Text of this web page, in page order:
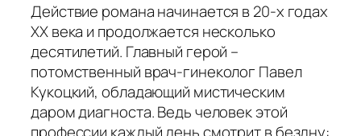
Действие романа начинается в 20-х годах
XX века и продолжается несколько
десятилетий. Главный герой –
потомственный врач-гинеколог Павел
Кукоцкий, обладающий мистическим
даром диагноста. Ведь человек этой